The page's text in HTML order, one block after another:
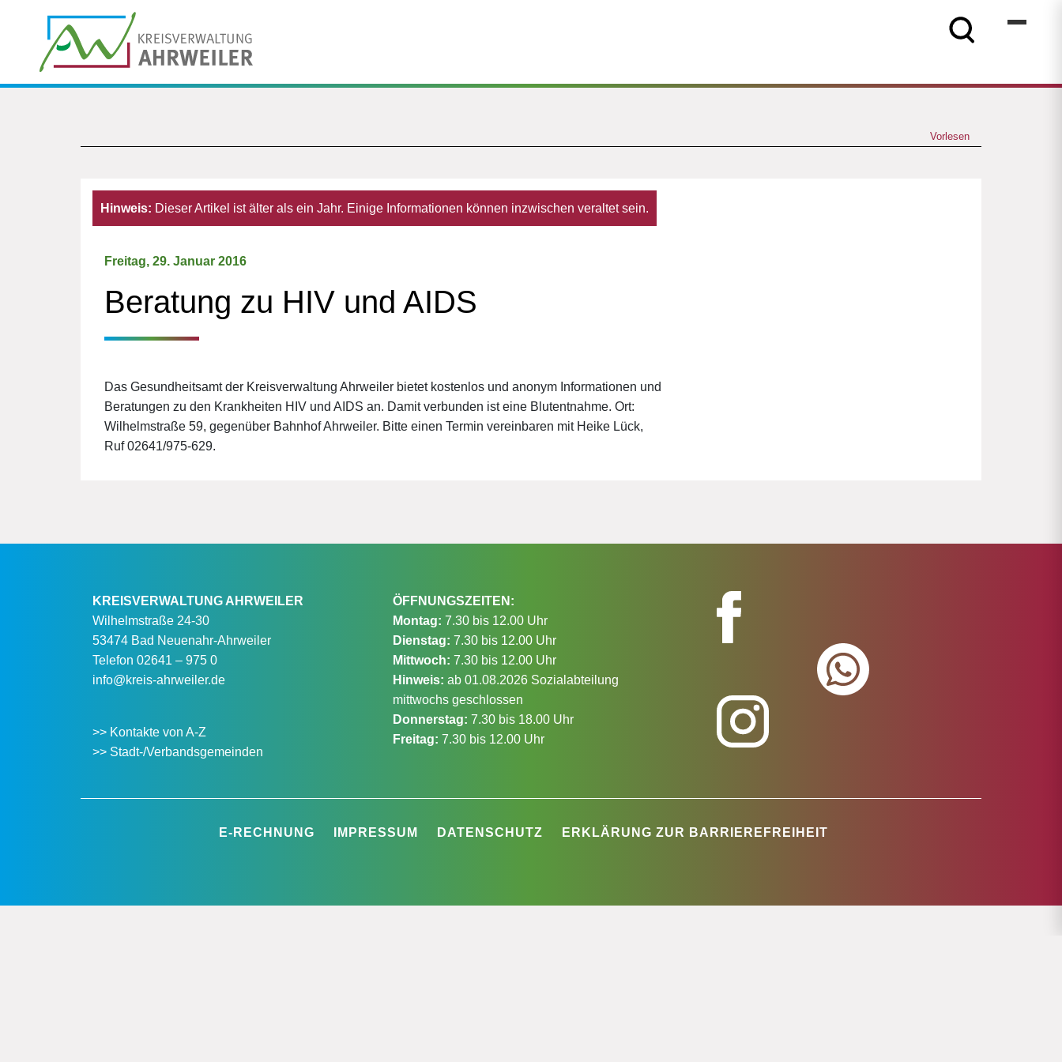
Vorlesen
Hinweis: Dieser Artikel ist älter als ein Jahr. Einige Informationen können inzwischen veraltet sein.
Freitag, 29. Januar 2016
Beratung zu HIV und AIDS
Das Gesundheitsamt der Kreisverwaltung Ahrweiler bietet kostenlos und anonym Informationen und
Beratungen zu den Krankheiten HIV und AIDS an. Damit verbunden ist eine Blutentnahme. Ort:
Wilhelmstraße 59, gegenüber Bahnhof Ahrweiler. Bitte einen Termin vereinbaren mit Heike Lück,
Ruf 02641/975-629.
KREISVERWALTUNG AHRWEILER
Wilhelmstraße 24-30
53474 Bad Neuenahr-Ahrweiler
Telefon 02641 – 975 0
info@kreis-ahrweiler.de
>> Kontakte von A-Z
>> Stadt-/Verbandsgemeinden
ÖFFNUNGSZEITEN:
Montag: 7.30 bis 12.00 Uhr
Dienstag: 7.30 bis 12.00 Uhr
Mittwoch: 7.30 bis 12.00 Uhr
Hinweis: ab 01.08.2026 Sozialabteilung
mittwochs geschlossen
Donnerstag: 7.30 bis 18.00 Uhr
Freitag: 7.30 bis 12.00 Uhr
E-RECHNUNG IMPRESSUM DATENSCHUTZ ERKLÄRUNG ZUR BARRIEREFREIHEIT